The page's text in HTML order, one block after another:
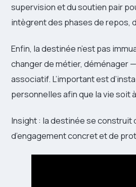
supervision et du soutien pair
intègrent des phases de repos,
Enfin, la destinée n’est pas
changer de métier, déménager
associatif. L’important est
personnelles afin que la vie soit
Insight : la destinée se construit
d’engagement concret et de